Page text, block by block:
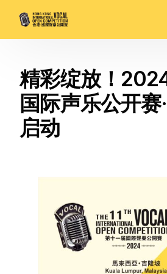
精彩绽放！
国际声乐公开赛
启动